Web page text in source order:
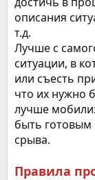
описания
т.д.
Лучше с
ситуации, в
или съесть
что их нужно
лучше
быть готовым
срыва.
Правила